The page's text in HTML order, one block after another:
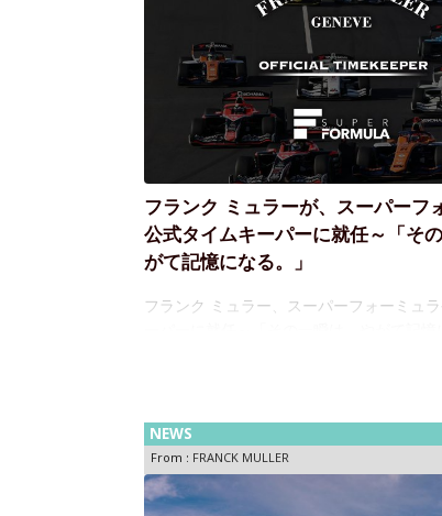
フランク ミュラーが、スーパーフ
公式タイムキーパーに就任～「そ
がて記憶になる。」
フランク ミュラー、スーパーフォーミュ
イス高級機械式腕時計ブランド FRANCK
NEWS
From : FRANCK MULLER